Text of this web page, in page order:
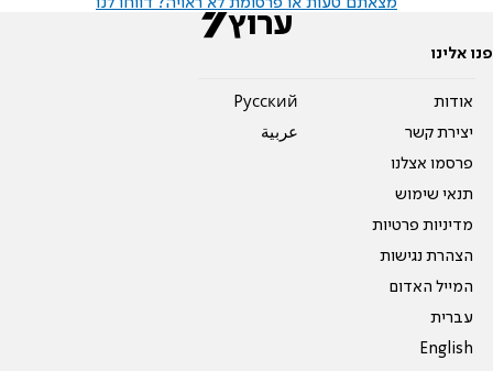
פנו אלינו
אודות
יצירת קשר
פרסמו אצלנו
תנאי שימוש
מדיניות פרטיות
הצהרת נגישות
המייל האדום
עברית
English
Pусский
عربية